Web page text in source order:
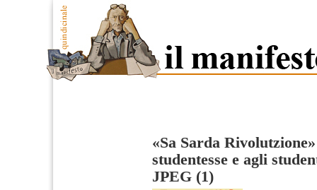
«Sa Sarda
studentesse e agli
JPEG (1)